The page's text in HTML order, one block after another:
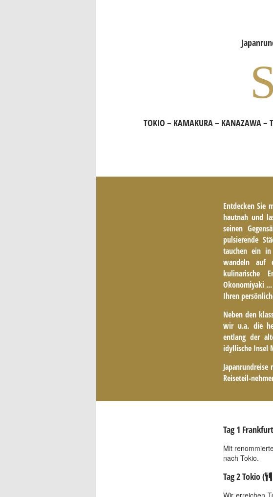
TOKIO – KAMAKURA – KANAZAWA –
Entdecken Sie
hautnah und
seinen
pulsierende
tauchen ein
wandeln auf
kulinarische
Okonomiyaki ...
Ihren
Neben den
wir u.a. die
entlang der
idyllische Insel
Japanrundreise
Reiseteil-
Tag 1
Mit
nach Tokio.
Tag 2 Tokio (